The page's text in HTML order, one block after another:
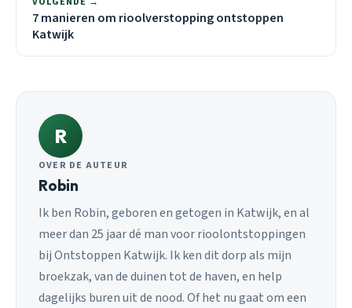
7 manieren om rioolverstopping ontstoppen
Katwijk
R
OVER DE AUTEUR
Robin
Ik ben Robin, geboren en getogen in Katwijk, en al
meer dan 25 jaar dé man voor rioolontstoppingen
bij Ontstoppen Katwijk. Ik ken dit dorp als mijn
broekzak, van de duinen tot de haven, en help
dagelijks buren uit de nood. Of het nu gaat om een